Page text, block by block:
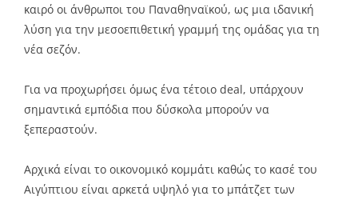
καιρό οι άνθρωποι του Παναθηναϊκού, ως μια ιδανική
λύση για την μεσοεπιθετική γραμμή της ομάδας για τη
νέα σεζόν.
Για να προχωρήσει όμως ένα τέτοιο deal, υπάρχουν
σημαντικά εμπόδια που δύσκολα μπορούν να
ξεπεραστούν.
Αρχικά είναι το οικονομικό κομμάτι καθώς το κασέ του
Αιγύπτιου είναι αρκετά υψηλό για το μπάτζετ των